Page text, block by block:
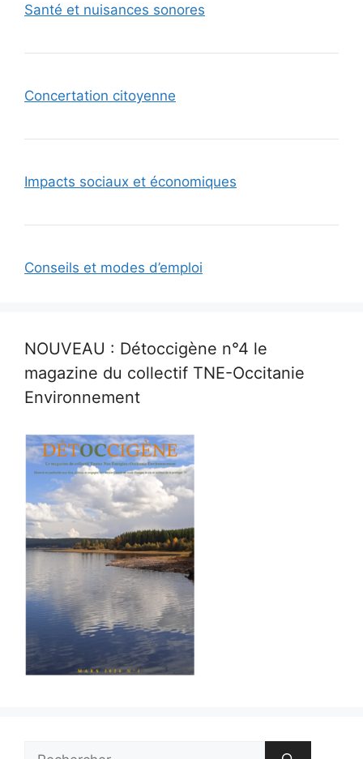
Santé et nuisances sonores
Concertation citoyenne
Impacts sociaux et économiques
Conseils et modes d’emploi
NOUVEAU : Détoccigène n°4 le
magazine du collectif TNE-Occitanie
Environnement